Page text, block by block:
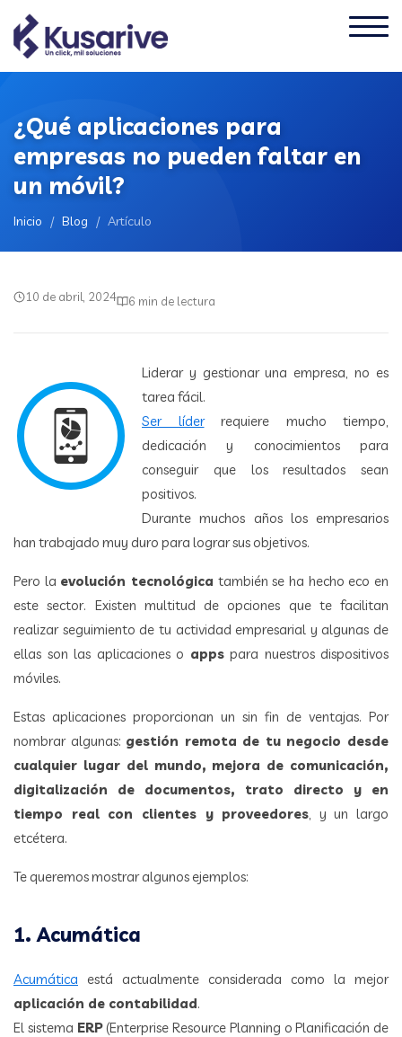
¿Qué aplicaciones para
empresas no pueden faltar en
un móvil?
Inicio / Blog / Artículo
10 de abril, 2024 6 min de lectura
Liderar y gestionar una empresa, no es
tarea fácil.
Ser líderrequiere mucho tiempo,
dedicación y conocimientos para
conseguir que los resultados sean
positivos.
Durante muchos años los empresarios
han trabajado muy duro para lograr sus objetivos.
Pero la evolución tecnológica también se ha hecho eco en
este sector. Existen multitud de opciones que te facilitan
realizar seguimiento de tu actividad empresarial y algunas de
ellas son las aplicaciones o appspara nuestros dispositivos
móviles.
Estas aplicaciones proporcionan un sin fin de ventajas. Por
nombrar algunas: gestión remota de tu negocio desde
cualquier lugar del mundo, mejora de comunicación,
digitalización de documentos, trato directo y en
tiempo real con clientes y proveedores, y un largo
etcétera.
Te queremos mostrar algunos ejemplos:
1. Acumática
Acumática está actualmente considerada como la mejor
aplicación de contabilidad.
El sistema ERP(Enterprise Resource Planning o Planificación de